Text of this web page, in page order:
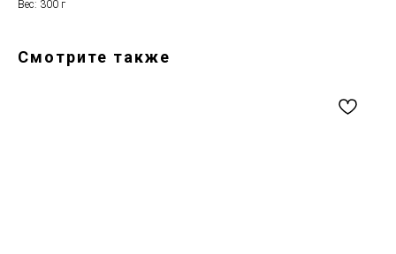
Вес: 300 г
Смотрите также